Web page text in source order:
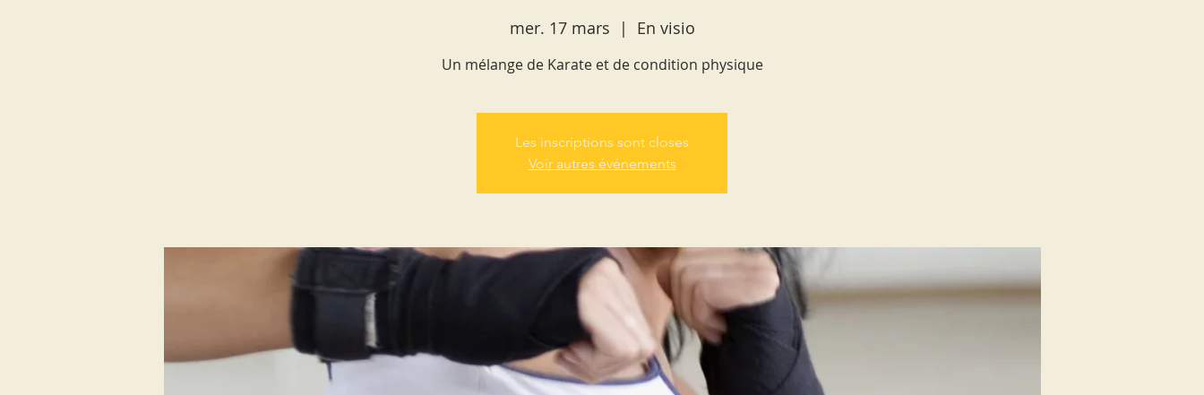
mer. 17 mars
  |
En visio
Un mélange de Karate et de condition physique
Les inscriptions sont closes
Voir autres événements